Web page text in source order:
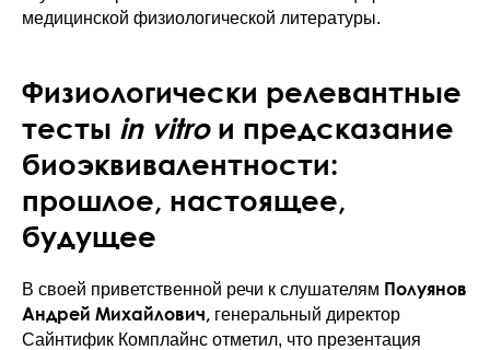
медицинской физиологической литературы.
Физиологически релевантные
тесты in vitroи предсказание
биоэквивалентности:
прошлое, настоящее,
будущее
В своей приветственной речи к слушателям Полуянов
Андрей Михайлович, генеральный директор
Сайнтифик Комплайнс отметил, что презентация